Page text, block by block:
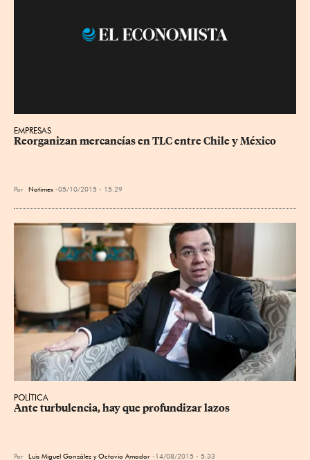
EMPRESAS
Reorganizan mercancías en TLC entre Chile y México
Por Notimex 05/10/2015 - 15:29
POLÍTICA
Ante turbulencia, hay que profundizar lazos
Por Luis Miguel González y Octavio Amador 14/08/2015 - 5:33